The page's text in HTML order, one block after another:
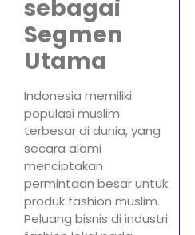
sebagai
Segmen
Utama
Indonesia memiliki
populasi muslim
terbesar di dunia, yang
secara alami
menciptakan
permintaan besar untuk
produk fashion muslim.
Peluang bisnis di industri